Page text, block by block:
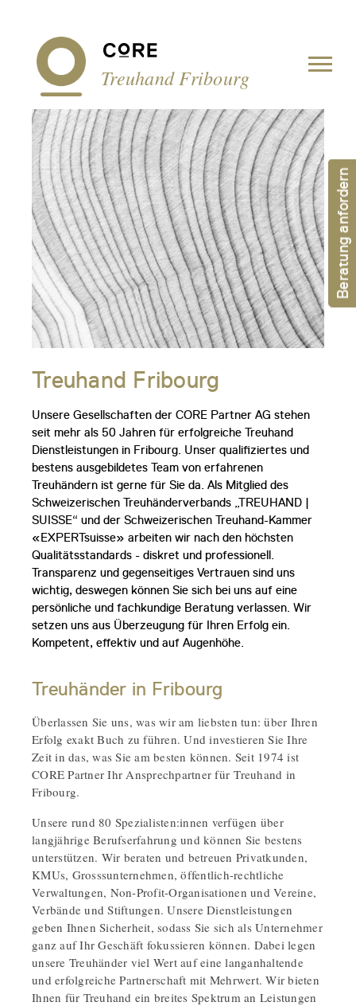
Treuhand Fribourg
Treuhand Fribourg
Unsere Gesellschaften der CORE Partner AG stehen
seit mehr als 50 Jahren für erfolgreiche Treuhand
Dienstleistungen in Fribourg. Unser qualifiziertes und
bestens ausgebildetes Team von erfahrenen
Treuhändern ist gerne für Sie da. Als Mitglied des
Schweizerischen Treuhänderverbands „TREUHAND |
SUISSE“ und der Schweizerischen Treuhand-Kammer
«EXPERTsuisse» arbeiten wir nach den höchsten
Qualitätsstandards - diskret und professionell.
Transparenz und gegenseitiges Vertrauen sind uns
wichtig, deswegen können Sie sich bei uns auf eine
persönliche und fachkundige Beratung verlassen. Wir
setzen uns aus Überzeugung für Ihren Erfolg ein.
Kompetent, effektiv und auf Augenhöhe.
Treuhänder in Fribourg
Überlassen Sie uns, was wir am liebsten tun: über Ihren
Erfolg exakt Buch zu führen. Und investieren Sie Ihre
Zeit in das, was Sie am besten können. Seit 1974 ist
CORE Partner Ihr Ansprechpartner für Treuhand in
Fribourg.
Unsere rund 80 Spezialisten:innen verfügen über
langjährige Berufserfahrung und können Sie bestens
unterstützen. Wir beraten und betreuen Privatkunden,
KMUs, Grosssunternehmen, öffentlich-rechtliche
Verwaltungen, Non-Profit-Organisationen und Vereine,
Verbände und Stiftungen. Unsere Dienstleistungen
geben Ihnen Sicherheit, sodass Sie sich als Unternehmer
ganz auf Ihr Geschäft fokussieren können. Dabei legen
unsere Treuhänder viel Wert auf eine langanhaltende
und erfolgreiche Partnerschaft mit Mehrwert. Wir bieten
Ihnen für Treuhand ein breites Spektrum an Leistungen
Beratung anfordern